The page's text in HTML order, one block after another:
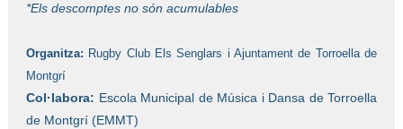
*Els descomptes no són acumulables
Organitza: Rugby Club Els Senglars i Ajuntament de Torroella de
Montgrí
Col·labora: Escola Municipal de Música i Dansa de Torroella
de Montgrí (EMMT)